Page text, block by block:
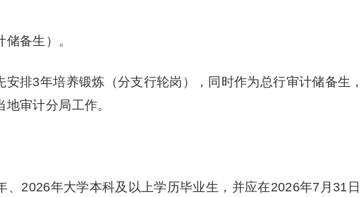
备生）。
3年培养锻炼（分支行轮岗），同时作为总行审计储备生，
审计分局工作。
2026年大学本科及以上学历毕业生，并应在2026年7月31日